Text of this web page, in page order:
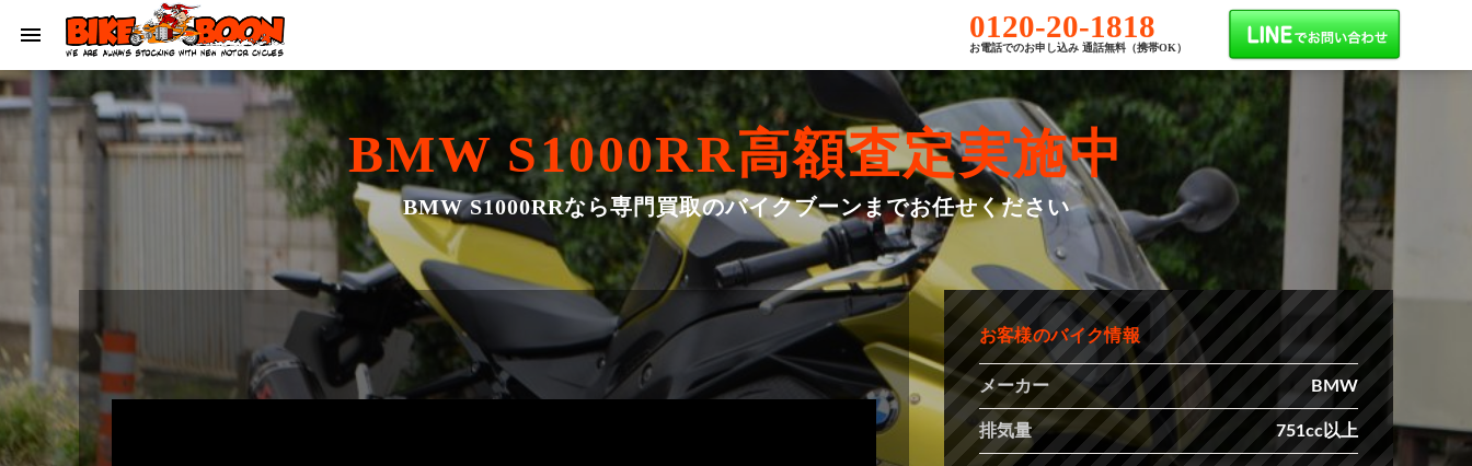
0120-20-1818
お電話でのお申し込み 通話無料（携帯OK）
BMW S1000RR高額査定実施中
BMW S1000RRなら専門買取のバイクブーンまでお任せください
お客様のバイク情報
メーカー BMW
排気量 751cc以上